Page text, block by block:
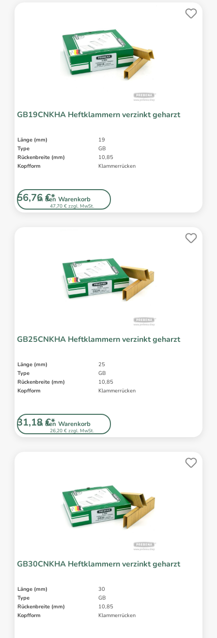
GB19CNKHA Heftklammern verzinkt geharzt
Länge (mm)
19
Type
GB
Rückenbreite (mm)
10,85
Kopfform
Klammerrücken
In den Warenkorb
47,70 € zzgl. MwSt.
56,76 €*
GB25CNKHA Heftklammern verzinkt geharzt
Länge (mm)
25
Type
GB
Rückenbreite (mm)
10,85
Kopfform
Klammerrücken
In den Warenkorb
26,20 € zzgl. MwSt.
31,18 €*
GB30CNKHA Heftklammern verzinkt geharzt
Länge (mm)
30
Type
GB
Rückenbreite (mm)
10,85
Kopfform
Klammerrücken